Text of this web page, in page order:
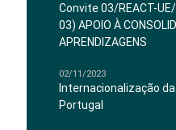
Convite 03/REACT-
03) APOIO À
APRENDIZAGENS
02/11/2023
Internacionalização
Portugal